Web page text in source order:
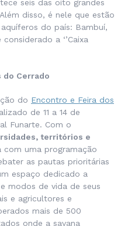
seis das oito grandes
disso, é nele que estão
do país: Bambuí,
a ‘’Caixa
do Cerrado
do Encontro e Feira dos
de 11 a 14 de
Funarte. Com o
territórios e
uma programação
as pautas prioritárias
espaço dedicado a
modos de vida de seus
e agricultores e
mais de 500
onde a savana